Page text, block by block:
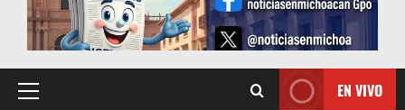
Menú
EN VIVO